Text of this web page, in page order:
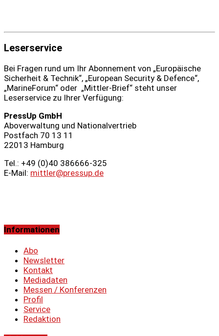
Leserservice
Bei Fragen rund um Ihr Abonnement von „Europäische
Sicherheit & Technik“, „European Security & Defence“,
„MarineForum“ oder „Mittler-Brief“ steht unser
Leserservice zu Ihrer Verfügung:
PressUp GmbH
Aboverwaltung und Nationalvertrieb
Postfach 70 13 11
22013 Hamburg
Tel.: +49 (0)40 386666‑325
E-Mail: mittler@pressup.de
Informationen
Abo
Newsletter
Kontakt
Mediadaten
Messen / Konferenzen
Profil
Service
Redaktion